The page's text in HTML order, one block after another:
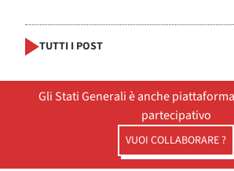
TUTTI I POST
Gli Stati Generali è anche
partecipativo
VUOI COLLABORARE ?